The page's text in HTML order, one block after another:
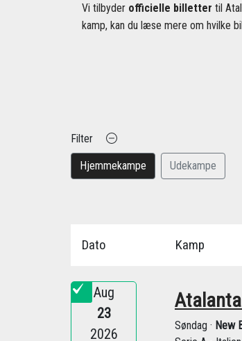
Vi tilbyder officielle billetter til
kamp, kan du læse mere om hvilke